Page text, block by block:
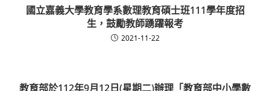
國立嘉義大學教育學系數理教育碩士班111學年度招
生，鼓勵教師踴躍報考
2021-11-22
教育部於112年9月12日(星期二)辦理「教育部中小學數